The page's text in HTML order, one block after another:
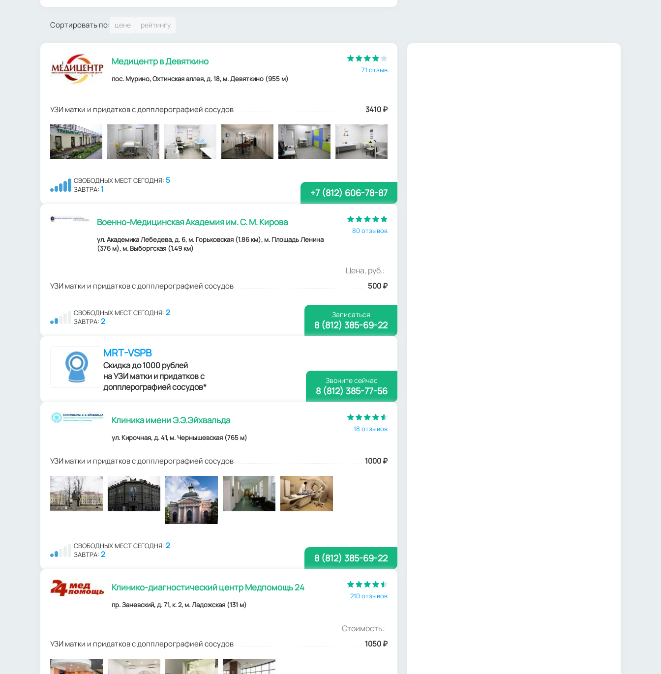
Сортировать по:
Медицентр в Девяткино
пос. Мурино, Охтинская аллея, д. 18, м. Девяткино (955 м)
71 отзыв
УЗИ матки и придатков с допплерографией сосудов 3410₽
СВОБОДНЫХ МЕСТ СЕГОДНЯ: 5
ЗАВТРА: 1 +7 (812) 606-78-87
Военно-Медицинская Академия им. С. М. Кирова
ул. Академика Лебедева, д. 6, м. Горьковская (1.86 км), м. Площадь Ленина
(376 м), м. Выборгская (1.49 км)
80 отзывов
Цена, руб.:
УЗИ матки и придатков с допплерографией сосудов 500₽
СВОБОДНЫХ МЕСТ СЕГОДНЯ: 2
ЗАВТРА: 2
Записаться
8 (812) 385-69-22
MRT-VSPB
Скидка до 1000 рублей
на УЗИ матки и придатков с
допплерографией сосудов*
Звоните сейчас
8 (812) 385-77-56
Клиника имени Э.Э.Эйхвальда
ул. Кирочная, д. 41, м. Чернышевская (765 м)
18 отзывов
УЗИ матки и придатков с допплерографией сосудов 1000₽
СВОБОДНЫХ МЕСТ СЕГОДНЯ: 2
ЗАВТРА: 2 8 (812) 385-69-22
Клинико-диагностический центр Медпомощь 24
пр. Заневский, д. 71, к. 2, м. Ладожская (131 м)
210 отзывов
Стоимость:
УЗИ матки и придатков с допплерографией сосудов 1050₽